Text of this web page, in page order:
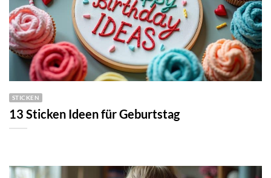
STICKEN
13 Sticken Ideen für Geburtstag